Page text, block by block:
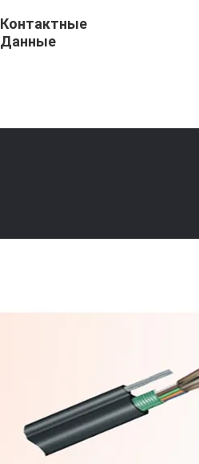
Контактные
Данные